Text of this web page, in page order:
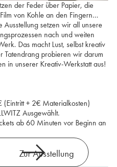
der Feder über Papier, die
von Kohle an den Fingern…
Ausstellung setzen wir all unsere
nach und weiten
Das macht Lust, selbst kreativ
Tatendrang probieren wir darum
in unserer Kreativ-Werkstatt aus!
+ 2€ Materialkosten)
Ausgewählt.
ab 60 Minuten vor Beginn an
Zur Ausstellung